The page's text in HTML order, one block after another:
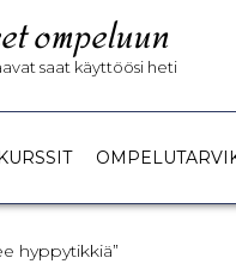
ompeluun
saat käyttöösi heti
hyppytikkiä”